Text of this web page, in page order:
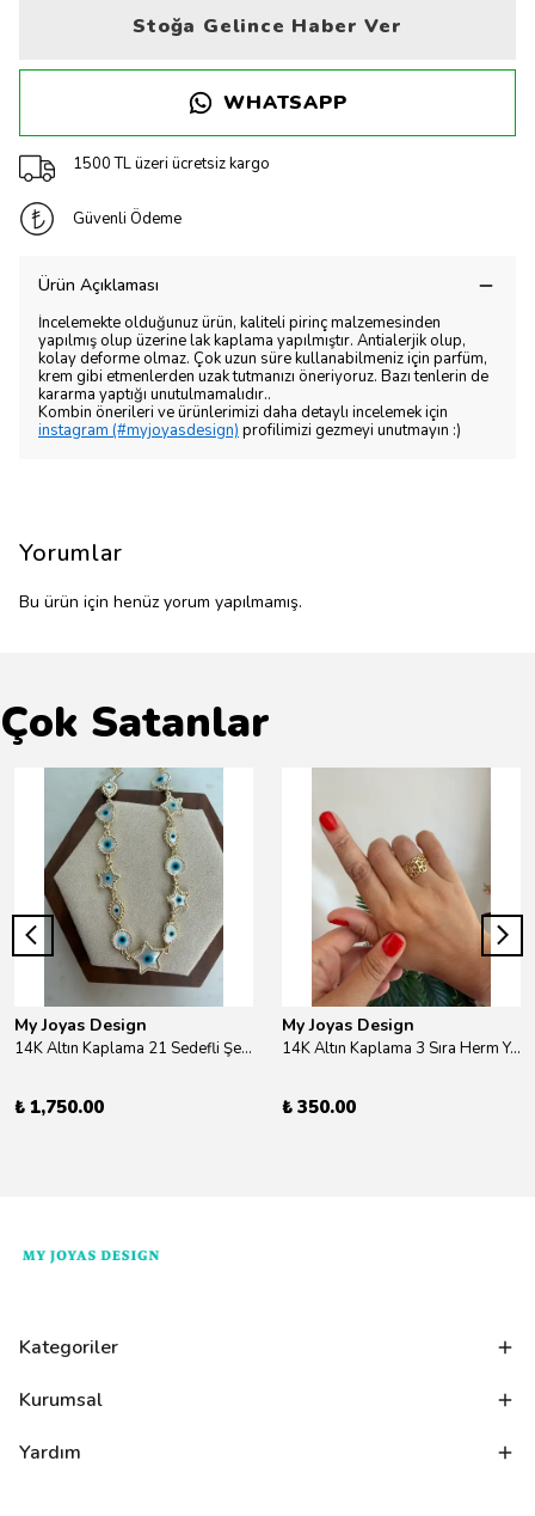
Stoğa Gelince Haber Ver
WHATSAPP
1500 TL üzeri ücretsiz kargo
Güvenli Ödeme
Ürün Açıklaması
İncelemekte olduğunuz ürün, kaliteli pirinç malzemesinden
yapılmış olup üzerine lak kaplama yapılmıştır. Antialerjik olup,
kolay deforme olmaz. Çok uzun süre kullanabilmeniz için parfüm,
krem gibi etmenlerden uzak tutmanızı öneriyoruz. Bazı tenlerin de
kararma yaptığı unutulmamalıdır..
Kombin önerileri ve ürünlerimizi daha detaylı incelemek için
instagram (#myjoyasdesign) profilimizi gezmeyi unutmayın :)
Yorumlar
Bu ürün için henüz yorum yapılmamış.
Çok Satanlar
My Joyas Design
14K Altın Kaplama 21 Sedefli Şekiller Kolye 46cm
₺ 1,750.00
My Joyas Design
14K Altın Kaplama 3 Sıra Herm Yüzük Gold
₺ 350.00
Kategoriler
Kurumsal
Yardım